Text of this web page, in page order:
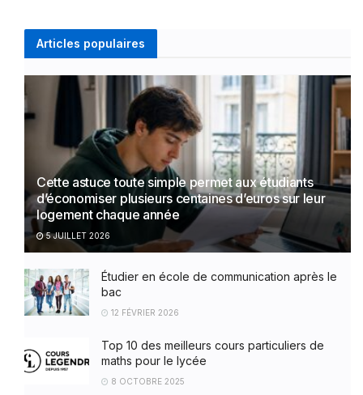
Articles populaires
Cette astuce toute simple permet aux étudiants
d’économiser plusieurs centaines d’euros sur leur
logement chaque année
5 JUILLET 2026
Étudier en école de communication après le
bac
12 FÉVRIER 2026
Top 10 des meilleurs cours particuliers de
maths pour le lycée
8 OCTOBRE 2025